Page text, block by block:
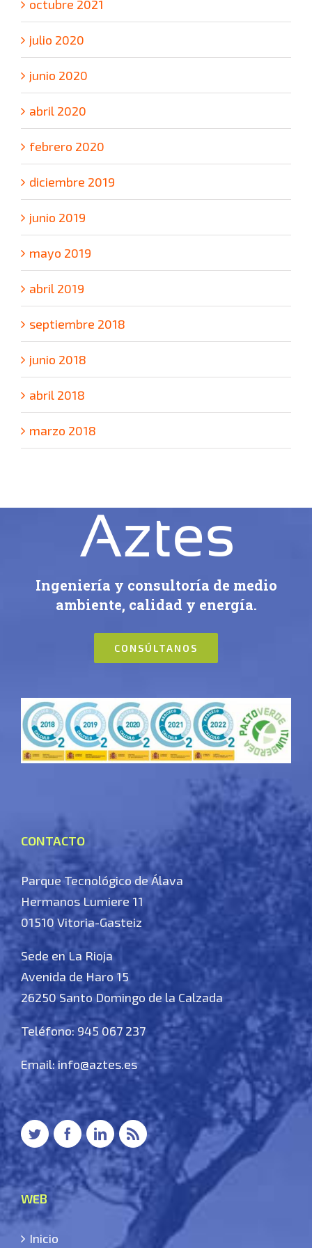
octubre 2021
julio 2020
junio 2020
abril 2020
febrero 2020
diciembre 2019
junio 2019
mayo 2019
abril 2019
septiembre 2018
junio 2018
abril 2018
marzo 2018
Ingeniería y consultoría de medio
ambiente, calidad y energía.
CONSÚLTANOS
CONTACTO
Parque Tecnológico de Álava
Hermanos Lumiere 11
01510 Vitoria-Gasteiz
Sede en La Rioja
Avenida de Haro 15
26250 Santo Domingo de la Calzada
Teléfono: 945 067 237
Email:info@aztes.es
WEB
Inicio